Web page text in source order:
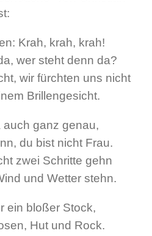
Krah, krah, krah!
wer steht denn da?
wir fürchten uns nicht
Brillengesicht.
auch ganz genau,
du bist nicht Frau.
zwei Schritte gehn
und Wetter stehn.
ein bloßer Stock,
Hut und Rock.